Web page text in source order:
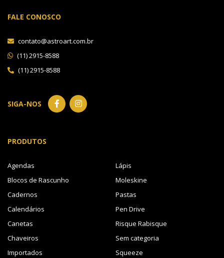
FALE CONOSCO
contato@astroart.com.br
(11) 2915-8588
(11) 2915-8588
SIGA-NOS
PRODUTOS
Agendas
Blocos de Rascunho
Cadernos
Calendários
Canetas
Chaveiros
Importados
Lápis
Moleskine
Pastas
Pen Drive
Risque Rabisque
Sem categoria
Squeeze